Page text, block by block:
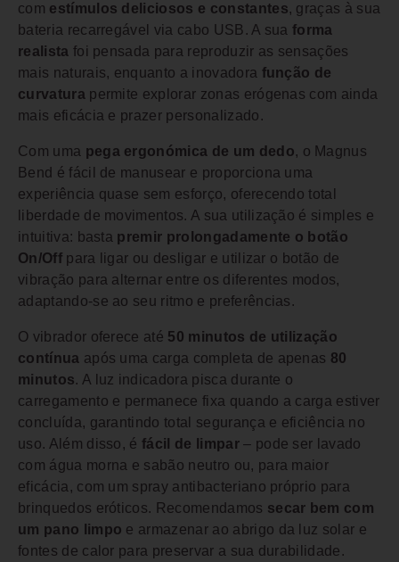
com estímulos deliciosos e constantes, graças à sua
bateria recarregável via cabo USB. A suaforma
realista foi pensada para reproduzir as sensações
mais naturais, enquanto a inovadora função de
curvatura permite explorar zonas erógenas com ainda
mais eficácia e prazer personalizado.
Com uma pega ergonómica de um dedo, o Magnus
Bend é fácil de manusear e proporciona uma
experiência quase sem esforço, oferecendo total
liberdade de movimentos. A sua utilização é simples e
intuitiva: basta premir prolongadamente o botão
On/Offpara ligar ou desligar e utilizar o botão de
vibração para alternar entre os diferentes modos,
adaptando-se ao seu ritmo e preferências.
O vibrador oferece até 50 minutos de utilização
contínua após uma carga completa de apenas 80
minutos. A luz indicadora pisca durante o
carregamento e permanece fixa quando a carga estiver
concluída, garantindo total segurança e eficiência no
uso. Além disso, éfácil de limpar– pode ser lavado
com água morna e sabão neutro ou, para maior
eficácia, com um spray antibacteriano próprio para
brinquedos eróticos. Recomendamos secar bem com
um pano limpo e armazenar ao abrigo da luz solar e
fontes de calor para preservar a sua durabilidade.